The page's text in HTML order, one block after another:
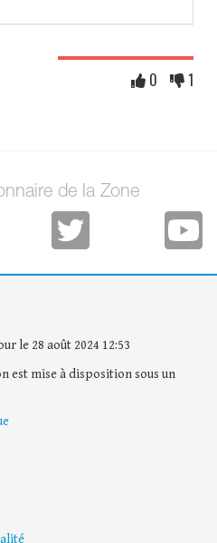
0 1
de la Zone
le 28 août 2024 12:53
est mise à disposition sous un